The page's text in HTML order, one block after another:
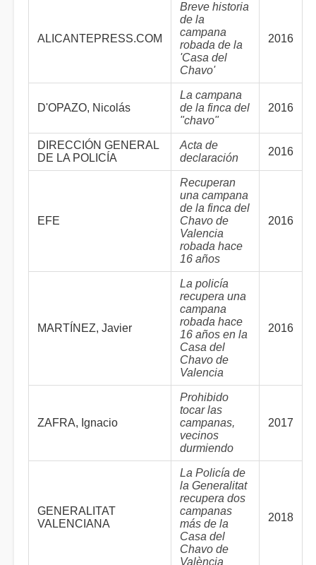
ALICANTEPRESS.COM
Breve historia
de la
campana
robada de la
'Casa del
Chavo'
2016
D'OPAZO, Nicolás
La campana
de la finca del
"chavo"
2016
DIRECCIÓN GENERAL
DE LA POLICÍA
Acta de
declaración
2016
EFE
Recuperan
una campana
de la finca del
Chavo de
Valencia
robada hace
16 años
2016
MARTÍNEZ, Javier
La policía
recupera una
campana
robada hace
16 años en la
Casa del
Chavo de
Valencia
2016
ZAFRA, Ignacio
Prohibido
tocar las
campanas,
vecinos
durmiendo
2017
GENERALITAT
VALENCIANA
La Policía de
la Generalitat
recupera dos
campanas
más de la
Casa del
Chavo de
València
2018